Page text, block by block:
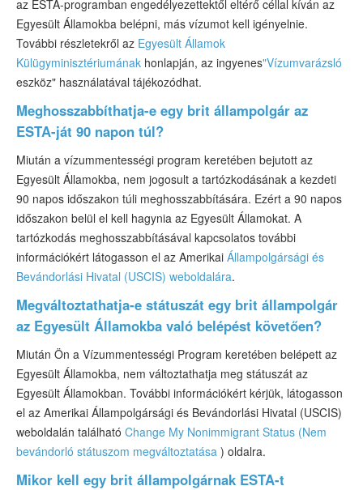
az ESTA-programban engedélyezettektől eltérő céllal kíván az
Egyesült Államokba belépni, más vízumot kell igényelnie.
További részletekről az Egyesült Államok
Külügyminisztériumának honlapján, az ingyenes"Vízumvarázsló
eszköz" használatával tájékozódhat.
Meghosszabbíthatja-e egy brit állampolgár az
ESTA-ját 90 napon túl?
Miután a vízummentességi program keretében bejutott az
Egyesült Államokba, nem jogosult a tartózkodásának a kezdeti
90 napos időszakon túli meghosszabbítására. Ezért a 90 napos
időszakon belül el kell hagynia az Egyesült Államokat. A
tartózkodás meghosszabbításával kapcsolatos további
információkért látogasson el az Amerikai Állampolgársági és
Bevándorlási Hivatal (USCIS) weboldalára.
Megváltoztathatja-e státuszát egy brit állampolgár
az Egyesült Államokba való belépést követően?
Miután Ön a Vízummentességi Program keretében belépett az
Egyesült Államokba, nem változtathatja meg státuszát az
Egyesült Államokban. További információkért kérjük, látogasson
el az Amerikai Állampolgársági és Bevándorlási Hivatal (USCIS)
weboldalán található Change My Nonimmigrant Status (Nem
bevándorló státuszom megváltoztatása ) oldalra.
Mikor kell egy brit állampolgárnak ESTA-t